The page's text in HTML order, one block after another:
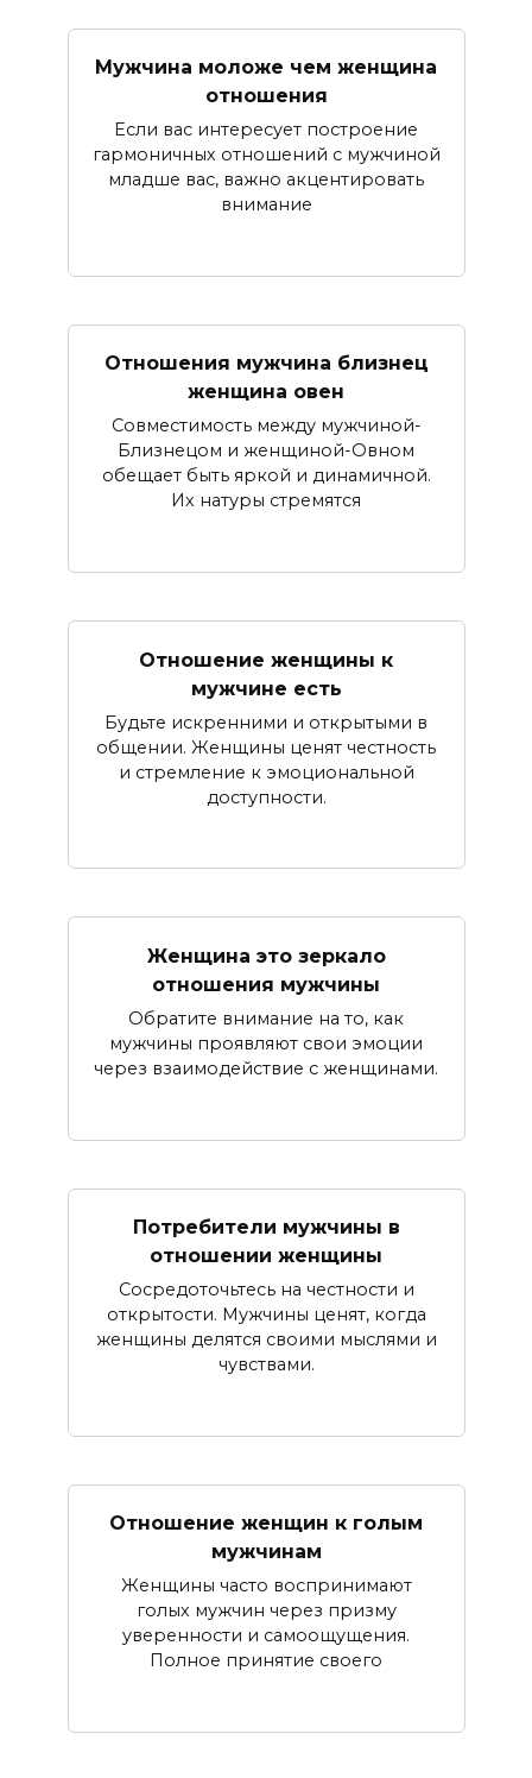
Мужчина моложе чем женщина
отношения
Если вас интересует построение
гармоничных отношений с мужчиной
младше вас, важно акцентировать
внимание
Отношения мужчина близнец
женщина овен
Совместимость между мужчиной-
Близнецом и женщиной-Овном
обещает быть яркой и динамичной.
Их натуры стремятся
Отношение женщины к
мужчине есть
Будьте искренними и открытыми в
общении. Женщины ценят честность
и стремление к эмоциональной
доступности.
Женщина это зеркало
отношения мужчины
Обратите внимание на то, как
мужчины проявляют свои эмоции
через взаимодействие с женщинами.
Потребители мужчины в
отношении женщины
Сосредоточьтесь на честности и
открытости. Мужчины ценят, когда
женщины делятся своими мыслями и
чувствами.
Отношение женщин к голым
мужчинам
Женщины часто воспринимают
голых мужчин через призму
уверенности и самоощущения.
Полное принятие своего